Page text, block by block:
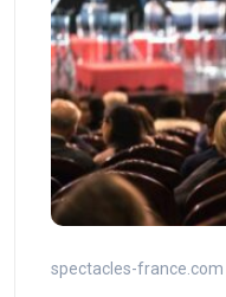
spectacles-france.com